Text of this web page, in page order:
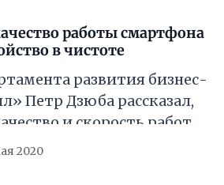
работы смартфона
в чистоте
развития бизнес-
Петр Дзюба рассказал,
и скорость работы
он поведал, что
2020